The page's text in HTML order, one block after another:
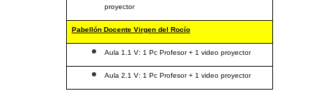
proyector
Pabellón Docente Virgen del Rocío
Aula 1.1 V: 1 Pc Profesor + 1 video proyector
Aula 2.1 V: 1 Pc Profesor + 1 video proyector